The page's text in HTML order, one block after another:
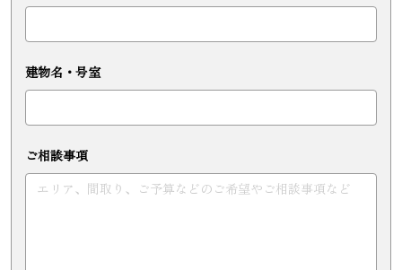
建物名・号室
ご相談事項